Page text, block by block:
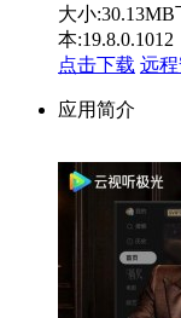
大小:30.13MB
本:19.8.0.1012
点击下载 远
应用简介